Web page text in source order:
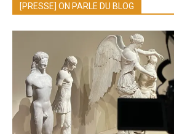
[PRESSE] ON PARLE DU BLOG